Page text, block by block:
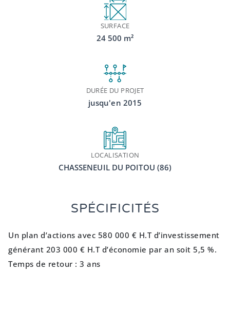
SURFACE
24 500 m²
DURÉE DU PROJET
jusqu'en 2015
LOCALISATION
CHASSENEUIL DU POITOU (86)
SPÉCIFICITÉS
Un plan d’actions avec 580 000 € H.T d’investissement
générant 203 000 € H.T d’économie par an soit 5,5 %.
Temps de retour : 3 ans